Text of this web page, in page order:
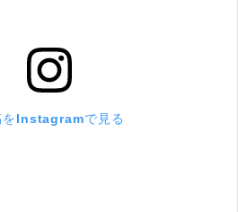
をInstagramで見る